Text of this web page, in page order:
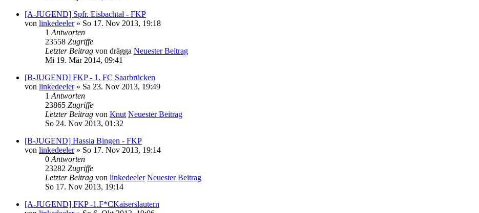
[A-JUGEND] Spfr. Eisbachtal - FKP
von linkedeeler» So 17. Nov 2013, 19:18
1 Antworten
23558 Zugriffe
Letzter Beitrag von drägga Neuester Beitrag
Mi 19. Mär 2014, 09:41
[B-JUGEND] FKP - 1. FC Saarbrücken
von linkedeeler» Sa 23. Nov 2013, 19:49
1 Antworten
23865 Zugriffe
Letzter Beitrag von Knut Neuester Beitrag
So 24. Nov 2013, 01:32
[B-JUGEND] Hassia Bingen - FKP
von linkedeeler» So 17. Nov 2013, 19:14
0 Antworten
23282 Zugriffe
Letzter Beitrag von linkedeeler Neuester Beitrag
So 17. Nov 2013, 19:14
[A-JUGEND] FKP -1.F*CKaiserslautern